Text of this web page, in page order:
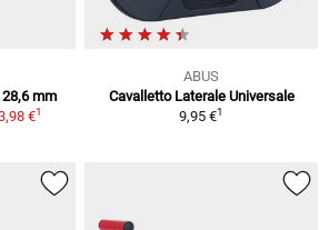
mm
€1
ABUS
Cavalletto Laterale Universale
9,95 €1